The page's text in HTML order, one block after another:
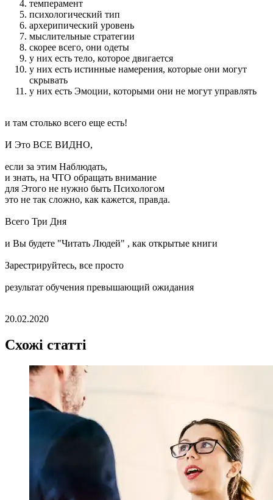
темперамент
психологический тип
архерипический уровень
мыслительные стратегии
скорее всего, они одеты
у них есть тело, которое двигается
у них есть истинные намерения, которые они могут
скрывать
у них есть Эмоции, которыми они не могут управлять
и там столько всего еще есть!
И Это ВСЕ ВИДНО,
если за этим Наблюдать,
и знать, на ЧТО обращать внимание
для Этого не нужно быть Психологом
это не так сложно, как кажется, правда.
Всего Три Дня
и Вы будете "Читать Людей" , как открытые книги
Зарестрируйтесь, все просто
результат обучения превышающий ожидания
20.02.2020
Схожі статті